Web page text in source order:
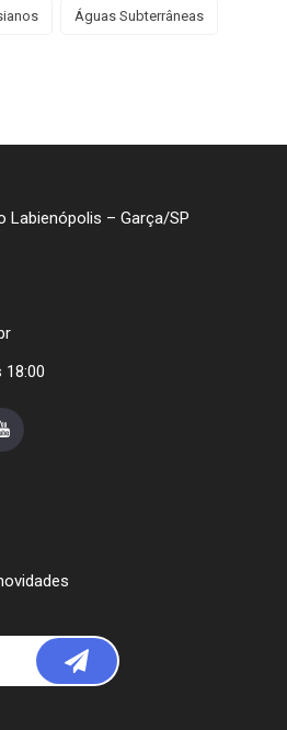
Águas Subterrâneas
Labienópolis – Garça/SP
18:00